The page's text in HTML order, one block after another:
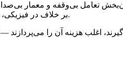
تعامل بی‌وقفه و معمار
بر خلاف در فیزیکی، محیط‌های دیجیتال نیازمند سازوکارهای پیچیده‌ای‌اند که گفتگوهای رمزگذاری شده و حفاظت از هویت را به هم می‌بافند.
اغلب هزینه آن را